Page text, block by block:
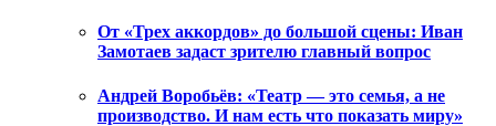
От «Трех аккордов» до большой сцены: Иван
Замотаев задаст зрителю главный вопрос
Андрей Воробьёв: «Театр — это семья, а не
производство. И нам есть что показать миру»